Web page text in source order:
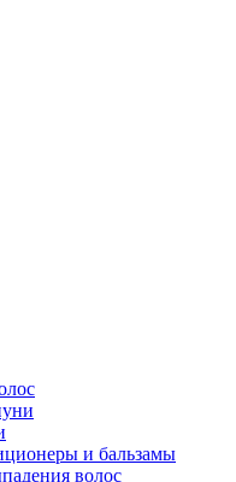
и бальзамы
волос